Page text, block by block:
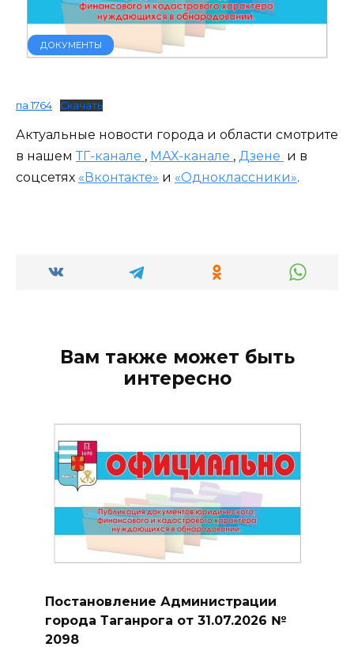
ДОКУМЕНТЫ
па 1764 Скачать
Актуальные новости города и области смотрите
в нашем ТГ-канале , МАХ-канале , Дзене и в
соцсетях «Вконтакте» и «Одноклассники».
Вам также может быть
интересно
Постановление Администрации
города Таганрога от 31.07.2026 №
2098